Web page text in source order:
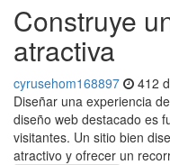
Construye
atractiva
cyrusehom168897 412
Diseñar una experiencia
diseño web destacado es
visitantes. Un sitio bien
atractivo y ofrecer un